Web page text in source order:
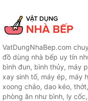
VatDungNhaBep.com
đồ dùng nhà bếp uy tín
bình đun, bình thủy, máy
xay sinh tố, máy ép, máy
xoong chảo, dao kéo,
phòng ăn như bình, ly